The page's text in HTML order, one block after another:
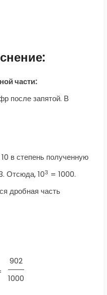
части:
после запятой. В
в степень полученную
Отсюда, 103 = 1000.
дробная часть
902
1000